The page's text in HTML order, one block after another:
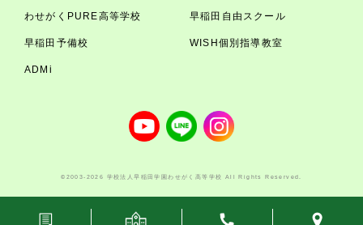
わせがくPURE高等学校 早稲田自由スクール
早稲田予備校 WISH個別指導教室
ADMi
©2003-2026 学校法人早稲田学園わせがく高等学校 All Rights Reserved.